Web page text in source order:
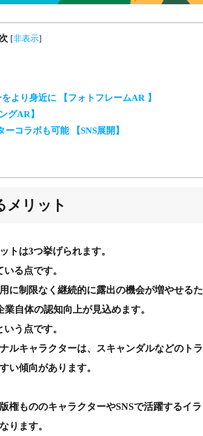
[非表示]
より身近に 【フォトフレームAR 】
グAR】
コラボも可能 【SNS展開】
メリット
トは3つ挙げられます。
る点です。
に制限なく継続的に露出の機会が増やせるた
自体の認知向上が見込めます。
う点です。
ルキャラクターは、スキャンダルなどのトラ
い傾向があります。
権もののキャラクターやSNSで活躍するイラ
ります。